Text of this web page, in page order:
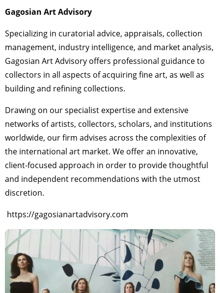
Gagosian Art Advisory
Specializing in curatorial advice, appraisals, collection
management, industry intelligence, and market analysis,
Gagosian Art Advisory offers professional guidance to
collectors in all aspects of acquiring fine art, as well as
building and refining collections.
Drawing on our specialist expertise and extensive
networks of artists, collectors, scholars, and institutions
worldwide, our firm advises across the complexities of
the international art market. We offer an innovative,
client-focused approach in order to provide thoughtful
and independent recommendations with the utmost
discretion.
https://gagosianartadvisory.com